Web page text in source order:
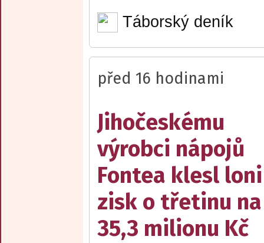
Táborský deník
před 16 hodinami
Jihočeskému
výrobci nápojů
Fontea klesl loni
zisk o třetinu na
35,3 milionu Kč